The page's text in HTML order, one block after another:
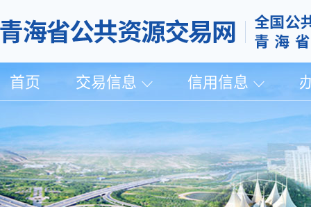
首页 交易信息 信用信息